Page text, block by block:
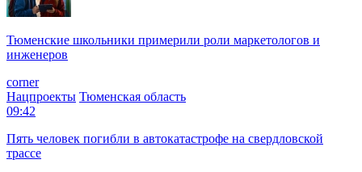
Тюменские школьники примерили роли маркетологов и
инженеров
corner
Нацпроекты Тюменская область
09:42
Пять человек погибли в автокатастрофе на свердловской
трассе